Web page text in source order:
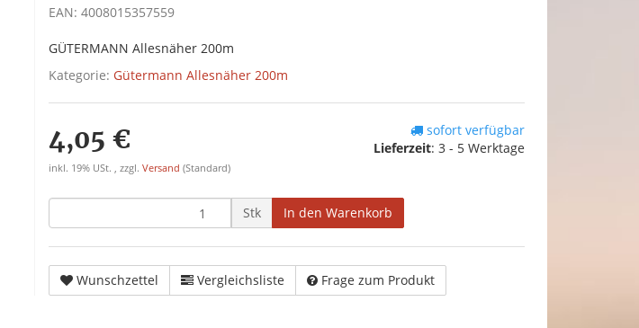
EAN: 4008015357559
GÜTERMANN Allesnäher 200m
Kategorie: Gütermann Allesnäher 200m
4,05 €
inkl. 19% USt. , zzgl. Versand (Standard)
sofort verfügbar
Lieferzeit: 3 - 5 Werktage
Stk In den Warenkorb
Wunschzettel Vergleichsliste Frage zum Produkt